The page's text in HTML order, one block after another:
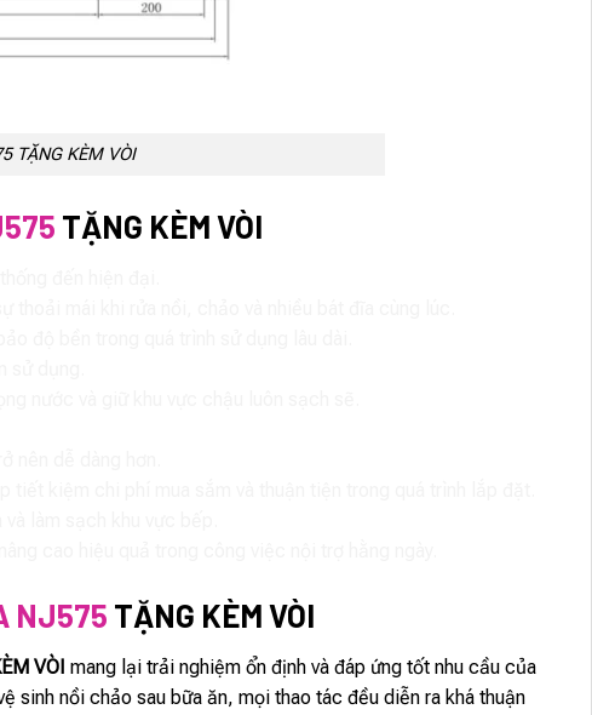
TẶNG KÈM VÒI
TẶNG KÈM VÒI
NJ575 TẶNG KÈM VÒI
VÒI mang lại trải nghiệm ổn định và đáp ứng tốt nhu cầu của
sinh nồi chảo sau bữa ăn, mọi thao tác đều diễn ra khá thuận